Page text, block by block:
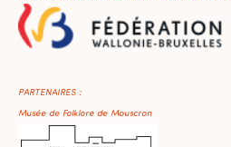
PARTENAIRES :
Musée de Folklore de Mouscron